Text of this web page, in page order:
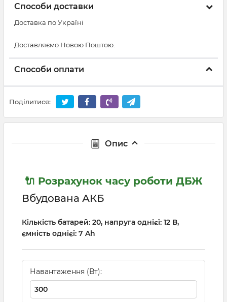
Способи доставки
Доставка по Україні
Доставляємо Новою Поштою.
Способи оплати
Поділитися:
Опис
🔌 Розрахунок часу роботи ДБЖ
Вбудована АКБ
Кількість батарей: 20, напруга однієї: 12 В,
ємність однієї: 7 Ah
Навантаження (Вт):